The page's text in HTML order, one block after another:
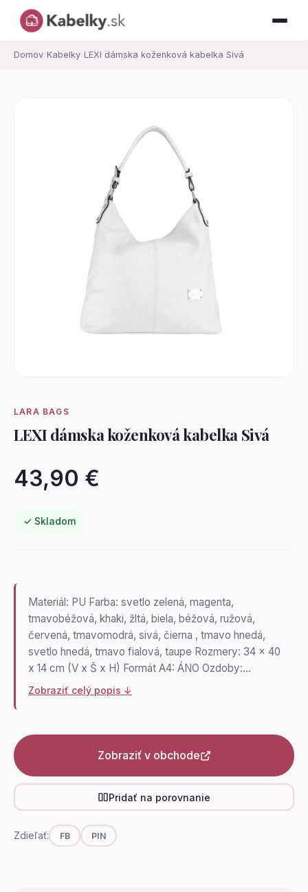
Domov› Kabelky› LEXI dámska koženková kabelka Sivá
LARA BAGS
LEXI dámska koženková kabelka Sivá
43,90 €
✓ Skladom
Materiál: PU Farba: svetlo zelená, magenta,
tmavobéžová, khaki, žltá, biela, béžová, ružová,
červená, tmavomodrá, sivá, čierna , tmavo hnedá,
svetlo hnedá, tmavo fialová, taupe Rozmery: 34 x 40
x 14 cm (V x Š x H) Formát A4: ÁNO Ozdoby:…
Zobraziť celý popis ↓
Zobraziť v obchode
Pridať na porovnanie
Zdieľať: FB PIN